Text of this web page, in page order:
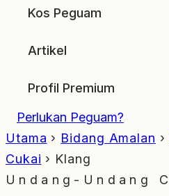
Kos Peguam
Artikel
Profil Premium
Perlukan Peguam?
Utama › Bidang Amalan ›
Cukai › Klang
Undang-Undang